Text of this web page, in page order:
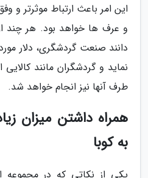
این امر باعث ارتباط موثرتر و
و عرف ها خواهد بود. هر چند
دانند صنعت گردشگری، دلار
نماید و گردشگران مانند
طرف آنها نیز انجام خواهد شد.
همراه داشتن میزان
به کوبا
یکی از نکاتی که در مجموعه